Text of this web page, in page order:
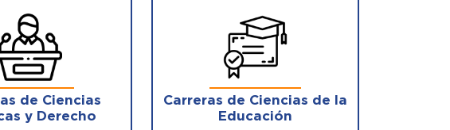
de Ciencias
y Derecho
Carreras de Ciencias de la
Educación